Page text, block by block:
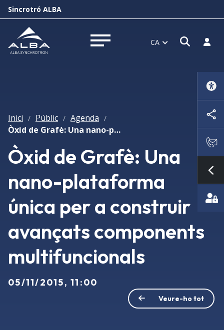
Sincrotró ALBA
Obrir menú CA Obrir
Inici / Públic / Agenda /
Òxid de Grafè: Una nano-plataforma única per a construir avançats components multifuncionals
Òxid de Grafè: Una
nano-plataforma
única per a construir
avançats components
multifuncionals
05/11/2015, 11:00
Veure-ho tot